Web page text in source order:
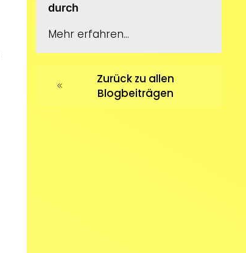
durch
Mehr erfahren...
Zurück zu allen
Blogbeiträgen